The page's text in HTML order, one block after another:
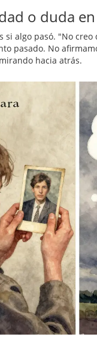
o duda
si algo pasó. "No creo
pasado. No
hacia atrás.